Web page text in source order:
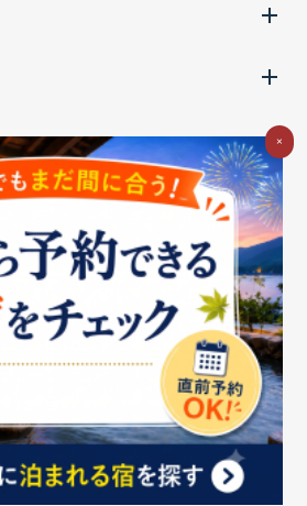
示 ウェブアクセシビリティの取り組み
ライバシーポータル
Cookieポリシー
記情報セキュリティ基本方針
ップ
Inc. 2026.All rights reserved.
×